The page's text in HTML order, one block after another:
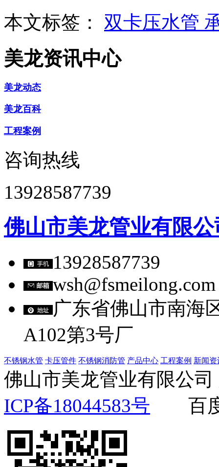
本文标签： 双卡压水管
美龙资讯中心
美龙动态
美龙百科
工程案例
咨询热线
13928587739
佛山市美龙管业有限公
13928587739
wsh@fsmeilong.com
广东省佛山市南海
A102第3号厂
不锈钢水管 卡压管件 不锈钢消防管 产品中心 工程案例 新闻资
佛山市美龙管业有限
ICP备18044583号 百